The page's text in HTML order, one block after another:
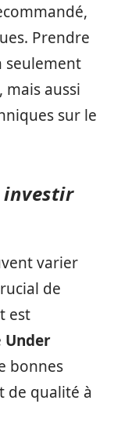
Prendre
seulement
aussi
sur le
varier
de
est
Under
bonnes
de qualité à